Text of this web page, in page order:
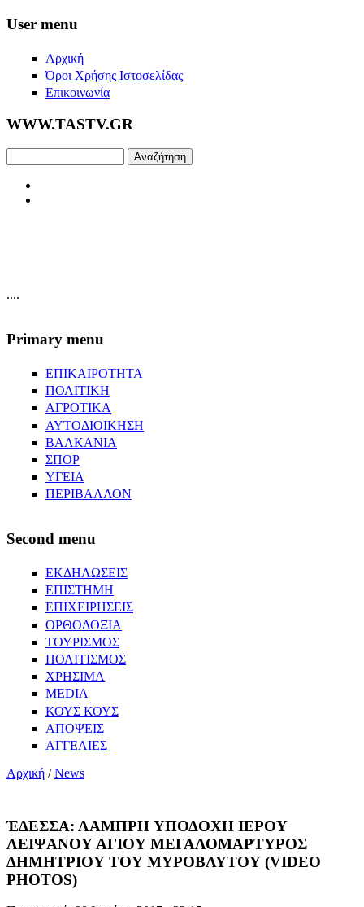
Skip to main content
User menu
Αρχική
Όροι Χρήσης Ιστοσελίδας
Επικοινωνία
WWW.TASTV.GR
....
Primary menu
ΕΠΙΚΑΙΡΟΤΗΤΑ
ΠΟΛΙΤΙΚΗ
ΑΓΡΟΤΙΚΑ
ΑΥΤΟΔΙΟΙΚΗΣΗ
ΒΑΛΚΑΝΙΑ
ΣΠΟΡ
ΥΓΕΙΑ
ΠΕΡΙΒΑΛΛΟΝ
Second menu
ΕΚΔΗΛΩΣΕΙΣ
ΕΠΙΣΤΗΜΗ
ΕΠΙΧΕΙΡΗΣΕΙΣ
ΟΡΘΟΔΟΞΙΑ
ΤΟΥΡΙΣΜΟΣ
ΠΟΛΙΤΙΣΜΟΣ
ΧΡΗΣΙΜΑ
MEDIA
ΚΟΥΣ ΚΟΥΣ
ΑΠΟΨΕΙΣ
ΑΓΓΕΛΙΕΣ
Αρχική /News
ΈΔΕΣΣΑ: ΛΑΜΠΡH ΥΠΟΔΟΧΗ ΙΕΡΟΥ
ΛΕΙΨΑΝΟΥ ΑΓΙΟΥ ΜΕΓΑΛΟΜΑΡΤΥΡΟΣ
ΔΗΜΗΤΡΙΟΥ ΤΟΥ ΜΥΡΟΒΛΥΤΟΥ (VIDEO
PHOTOS)